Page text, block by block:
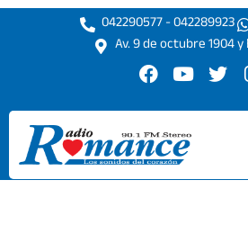
Ir
042290577 - 042289923
Av. 9 de octubre 1904
F
c
e
b
o
o
Y
u
t
u
b
e
T
i
r